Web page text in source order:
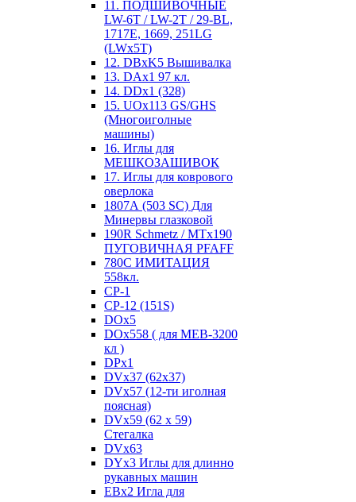
11. ПОДШИВОЧНЫЕ
LW-6T / LW-2T / 29-BL,
1717E, 1669, 251LG
(LWx5T)
12. DBxK5 Вышивалка
13. DAx1 97 кл.
14. DDx1 (328)
15. UOx113 GS/GHS
(Многоиголные
машины)
16. Иглы для
МЕШКОЗАШИВОК
17. Иглы для коврового
оверлока
1807А (503 SC) Для
Минервы глазковой
190R Schmetz / MTx190
ПУГОВИЧНАЯ PFAFF
780С ИМИТАЦИЯ
558кл.
CP-1
CP-12 (151S)
DOx5
DOx558 ( для MEB-3200
кл )
DPx1
DVx37 (62x37)
DVx57 (12-ти иголная
поясная)
DVx59 (62 x 59)
Стегалка
DVx63
DYx3 Иглы для длинно
рукавных машин
EBx2 Игла для